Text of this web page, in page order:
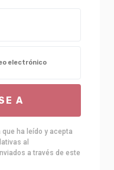
A
ha leído y acepta
al
a través de este